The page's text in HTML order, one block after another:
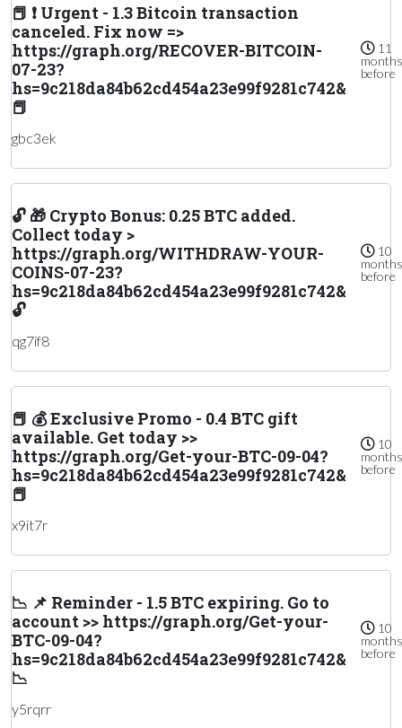
📕 ❗ Urgent - 1.3 Bitcoin transaction
canceled. Fix now =>
https://graph.org/RECOVER-BITCOIN-
07-23?
hs=9c218da84b62cd454a23e99f9281c742&
📕
11
months
before
gbc3ek
🔓 🎁 Crypto Bonus: 0.25 BTC added.
Collect today >
https://graph.org/WITHDRAW-YOUR-
COINS-07-23?
hs=9c218da84b62cd454a23e99f9281c742&
🔓
10
months
before
qg7if8
📕 💰 Exclusive Promo - 0.4 BTC gift
available. Get today >>
https://graph.org/Get-your-BTC-09-04?
hs=9c218da84b62cd454a23e99f9281c742&
📕
10
months
before
x9it7r
📉 📌 Reminder - 1.5 BTC expiring. Go to
account >> https://graph.org/Get-your-
BTC-09-04?
hs=9c218da84b62cd454a23e99f9281c742&
📉
10
months
before
y5rqrr